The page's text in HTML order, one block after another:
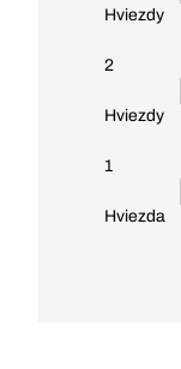
Hviezdy
2
Hviezdy
1
Hviezda